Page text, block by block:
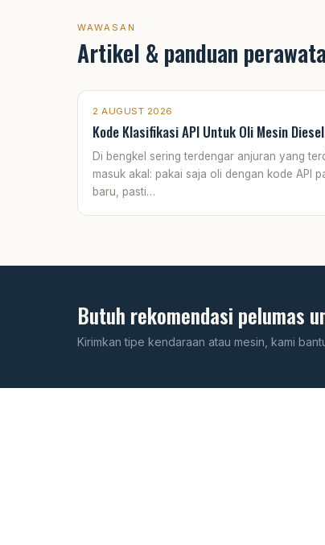
WAWASAN
Artikel & panduan
2 AUGUST 2026
Kode Klasifikasi API Untuk Oli Mesin Diesel
Di bengkel sering terdengar anjuran yang
masuk akal: pakai saja oli dengan kode API
baru, pasti…
Butuh rekomendasi pelumas
Kirimkan tipe kendaraan atau mesin, kami